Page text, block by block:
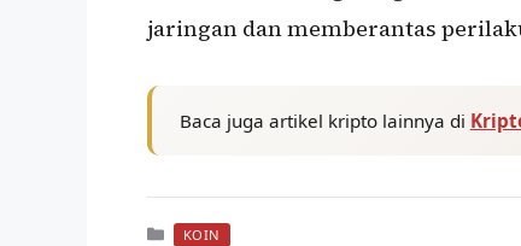
jaringan dan memberantas
Baca juga artikel kripto lainnya di
Kategori
KOIN